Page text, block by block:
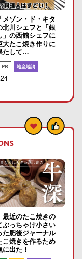
メゾン・ド・キタ
北川シェフと「銀
」の西館シェフに
大たこ焼き作りに
たして…
PR 地産地消
最近のたこ焼きの
ぶっちゃけ小さい
た肥後ジャーナル
こ焼きを作るため
出た！